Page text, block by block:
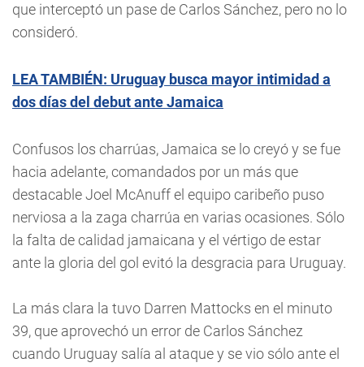
que interceptó un pase de Carlos Sánchez, pero no lo
consideró.
LEA TAMBIÉN: Uruguay busca mayor intimidad a
dos días del debut ante Jamaica
Confusos los charrúas, Jamaica se lo creyó y se fue
hacia adelante, comandados por un más que
destacable Joel McAnuff el equipo caribeño puso
nerviosa a la zaga charrúa en varias ocasiones. Sólo
la falta de calidad jamaicana y el vértigo de estar
ante la gloria del gol evitó la desgracia para Uruguay.
La más clara la tuvo Darren Mattocks en el minuto
39, que aprovechó un error de Carlos Sánchez
cuando Uruguay salía al ataque y se vio sólo ante el